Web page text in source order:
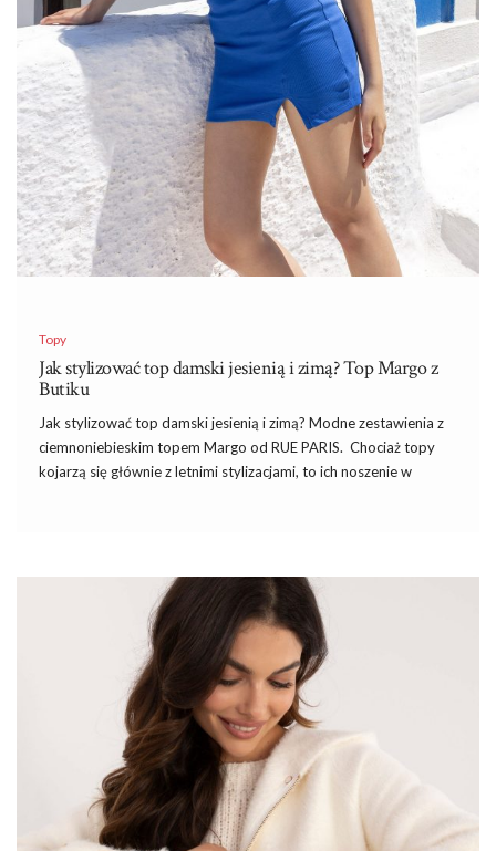
Topy
Jak stylizować top damski jesienią i zimą? Top Margo z
Butiku
Jak stylizować top damski jesienią i zimą? Modne zestawienia z
ciemnoniebieskim topem Margo od RUE PARIS. Chociaż topy
kojarzą się głównie z letnimi stylizacjami, to ich noszenie w
które podkreślą walory topu, a jednocześnie sprawią, że cała
stylizacja będzie odpowiednia na zimniejsze dni. W artykule
podpowiemy, jak stylizować ciemnoniebieski top prążkowany na
ramiączkach Margo od RUE PARIS dostępny w sklepie Butik
online, abyś mogła nosić go z klasą nawet w chłodne dni.
Dlaczego warto nosić top